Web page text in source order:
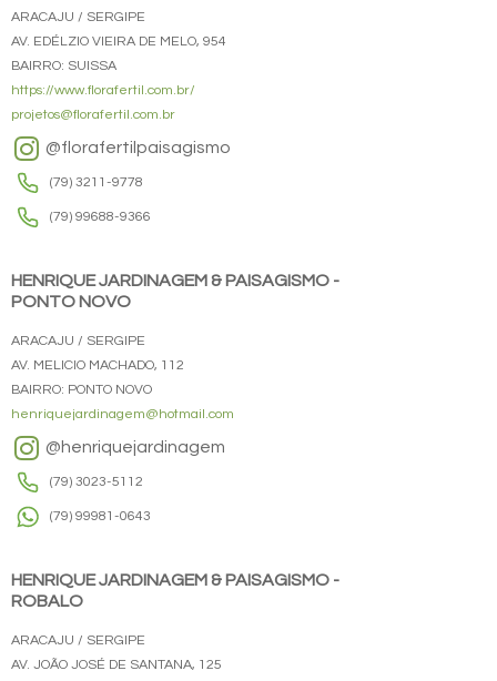
ARACAJU / SERGIPE
AV. EDÉLZIO VIEIRA DE MELO, 954
BAIRRO: SUISSA
https://www.florafertil.com.br/
projetos@florafertil.com.br
@florafertilpaisagismo
(79) 3211-9778
(79) 99688-9366
HENRIQUE JARDINAGEM & PAISAGISMO -
PONTO NOVO
ARACAJU / SERGIPE
AV. MELICIO MACHADO, 112
BAIRRO: PONTO NOVO
henriquejardinagem@hotmail.com
@henriquejardinagem
(79) 3023-5112
(79) 99981-0643
HENRIQUE JARDINAGEM & PAISAGISMO -
ROBALO
ARACAJU / SERGIPE
AV. JOÃO JOSÉ DE SANTANA, 125